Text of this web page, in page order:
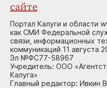
сайте
Портал Калуги и области
как СМИ Федеральной
связи, информационных
коммуникаций 11 августа
Эл №ФС77-58967
Учредитель: ООО
Калуга»
Главный редактор: Ивкин